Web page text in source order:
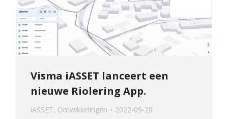
Visma iASSET lanceert een
nieuwe Riolering App.
iASSET, Ontwikkelingen
2022-09-28